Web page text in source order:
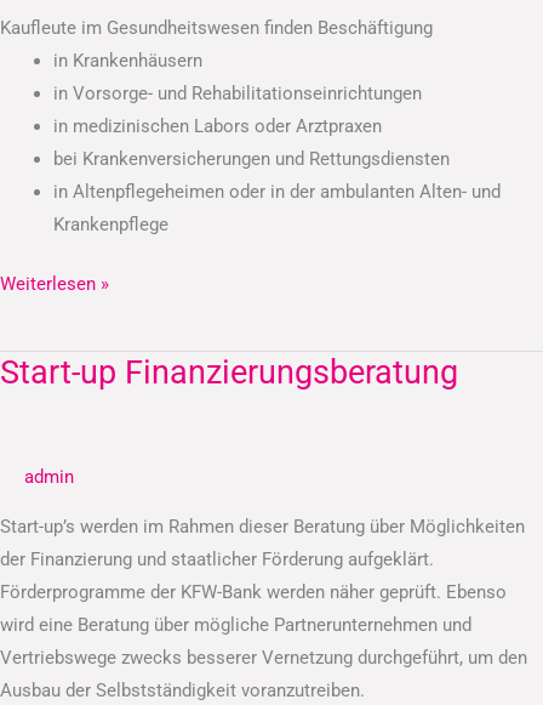
Kaufleute im Gesundheitswesen finden Beschäftigung
in Krankenhäusern
in Vorsorge- und Rehabilitationseinrichtungen
in medizinischen Labors oder Arztpraxen
bei Krankenversicherungen und Rettungsdiensten
in Altenpflegeheimen oder in der ambulanten Alten- und
Krankenpflege
Weiterlesen »
Start-up Finanzierungsberatung
admin
Start-up’s werden im Rahmen dieser Beratung über Möglichkeiten
der Finanzierung und staatlicher Förderung aufgeklärt.
Förderprogramme der KFW-Bank werden näher geprüft. Ebenso
wird eine Beratung über mögliche Partnerunternehmen und
Vertriebswege zwecks besserer Vernetzung durchgeführt, um den
Ausbau der Selbstständigkeit voranzutreiben.
Start-